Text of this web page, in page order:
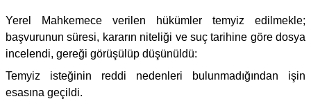
Yerel Mahkemece verilen hükümler temyiz edilmekle;
başvurunun süresi, kararın niteliği ve suç tarihine göre dosya
incelendi, gereği görüşülüp düşünüldü:
Temyiz isteğinin reddi nedenleri bulunmadığından işin
esasına geçildi.